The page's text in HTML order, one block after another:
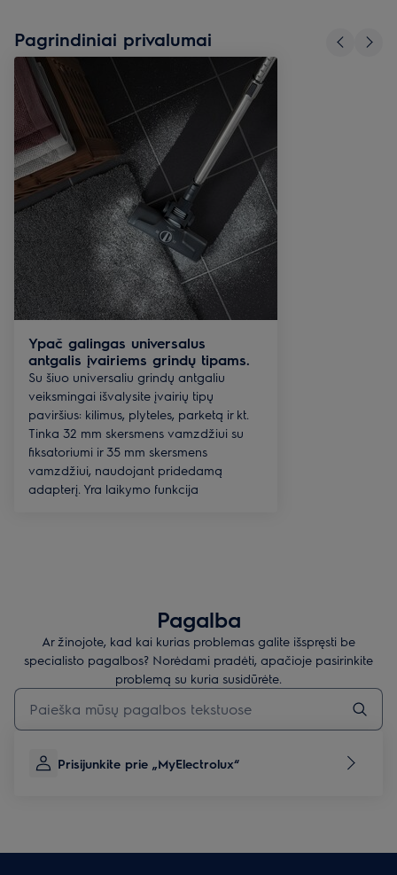
Pagrindiniai privalumai
Ypač galingas universalus
antgalis įvairiems grindų tipams.
Su šiuo universaliu grindų antgaliu
veiksmingai išvalysite įvairių tipų
paviršius: kilimus, plyteles, parketą ir kt.
Tinka 32 mm skersmens vamzdžiui su
fiksatoriumi ir 35 mm skersmens
vamzdžiui, naudojant pridedamą
adapterį. Yra laikymo funkcija
Pagalba
Ar žinojote, kad kai kurias problemas galite išspręsti be
specialisto pagalbos? Norėdami pradėti, apačioje pasirinkite
problemą su kuria susidūrėte.
Įveskite tekstą, jei norite ieškoti pagalbinių straipsnių
Prisijunkite prie „MyElectrolux“